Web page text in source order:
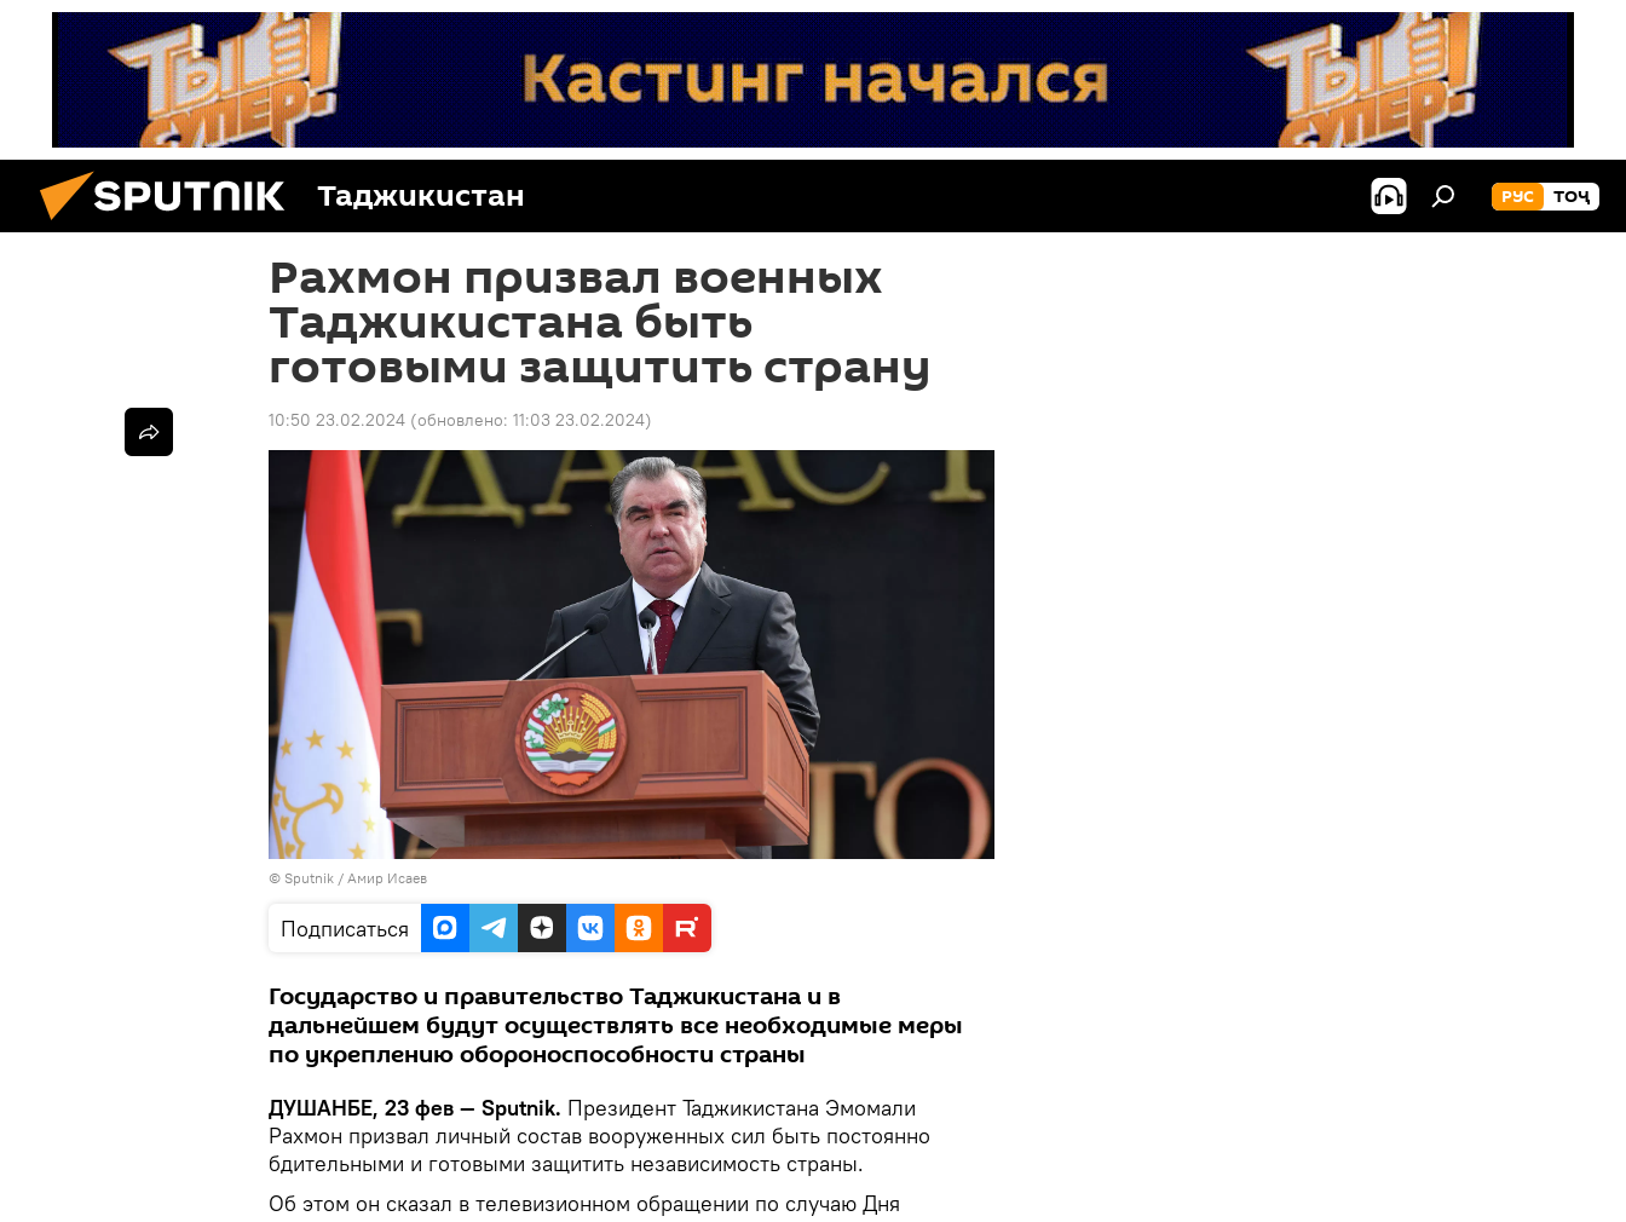
Таджикистан РУС ТОҶ
Рахмон призвал военных
Таджикистана быть
готовыми защитить страну
10:50 23.02.2024 (обновлено: 11:03 23.02.2024)
© Sputnik / Амир Исаев
Подписаться
Государство и правительство Таджикистана и в
дальнейшем будут осуществлять все необходимые меры
по укреплению обороноспособности страны
ДУШАНБЕ, 23 фев — Sputnik. Президент Таджикистана Эмомали
Рахмон призвал личный состав вооруженных сил быть постоянно
бдительными и готовыми защитить независимость страны.
Об этом он сказал в телевизионном обращении по случаю Дня